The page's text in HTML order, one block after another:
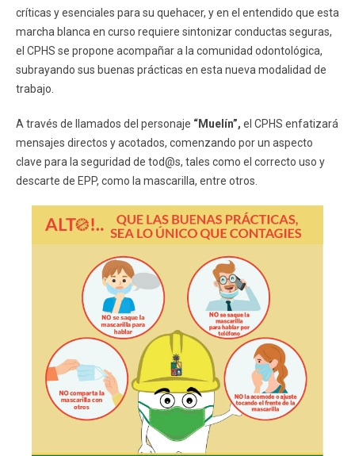
críticas y esenciales para su quehacer, y en el entendido que esta
marcha blanca en curso requiere sintonizar conductas seguras,
el CPHS se propone acompañar a la comunidad odontológica,
subrayando sus buenas prácticas en esta nueva modalidad de
trabajo.
A través de llamados del personaje “Muelín”, el CPHS enfatizará
mensajes directos y acotados, comenzando por un aspecto
clave para la seguridad de tod@s, tales como el correcto uso y
descarte de EPP, como la mascarilla, entre otros.